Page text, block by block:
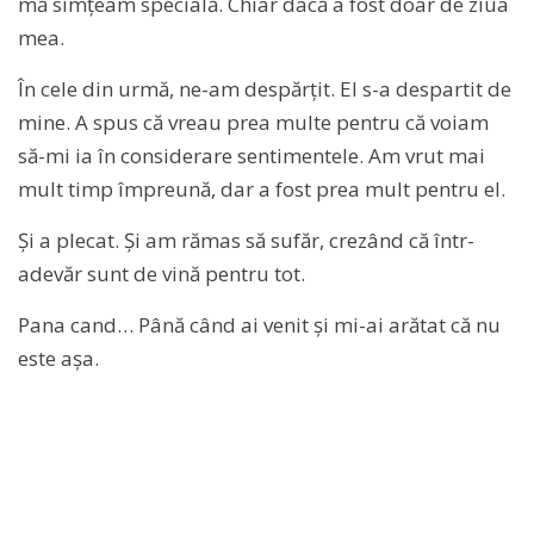
mea.
În cele din urmă, ne-am despărțit. El s-a despartit de
mine. A spus că vreau prea multe pentru că voiam
să-mi ia în considerare sentimentele. Am vrut mai
mult timp împreună, dar a fost prea mult pentru el.
Și a plecat. Și am rămas să sufăr, crezând că într-
adevăr sunt de vină pentru tot.
Pana cand… Până când ai venit și mi-ai arătat că nu
este așa.